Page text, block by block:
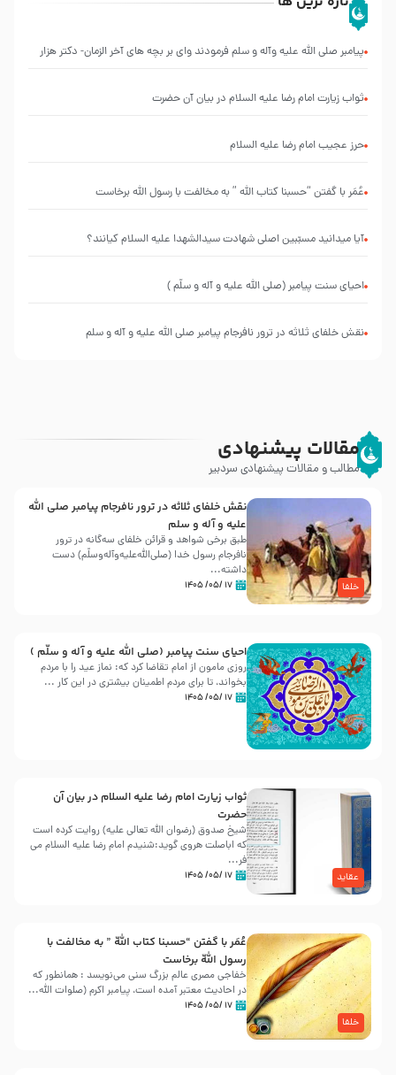
پیامبر صلی الله علیه وآله و سلم فرمودند وای بر بچه های آخر الزمان- دکتر هزار
ثواب زیارت امام رضا علیه السلام در بیان آن حضرت
حرز عجیب امام رضا علیه السلام
عُمَر با گفتن “حسبنا كتاب اللّه ” به مخالفت با رسول اللّه برخاست
آیا میدانید مسبّبین اصلی شهادت سیدالشهدا علیه ‌السلام کیانند؟
احیای سنت پیامبر (صلی الله علیه و آله و سلّم )
نقش خلفای ثلاثه در ترور نافرجام پیامبر صلی الله علیه و آله و سلم
مقالات پیشنهادی
مطالب و مقالات پیشنهادی سردبیر
خلفا
نقش خلفای ثلاثه در ترور نافرجام پیامبر صلی الله
علیه و آله و سلم
طبق برخی شواهد و قرائن خلفای سه‌گانه در ترور
نافرجام رسول خدا (صلی‌الله‌علیه‌و‌آله‌وسلّم) دست
داشته‌...
۱۷ /۰۵/ ۱۴۰۵
احیای سنت پیامبر (صلی الله علیه و آله و سلّم )
روزی مامون از امام تقاضا کرد که: نماز عید را با مردم
بخواند، تا برای مردم اطمینان بیشتری در این کار ...
۱۷ /۰۵/ ۱۴۰۵
عقاید
ثواب زیارت امام رضا علیه السلام در بیان آن
حضرت
شیخ صدوق (رضوان الله تعالی علیه) روایت کرده است
که اباصلت هروی گوید:شنیدم امام رضا علیه السلام می
فر...
۱۷ /۰۵/ ۱۴۰۵
خلفا
عُمَر با گفتن “حسبنا كتاب اللّه ” به مخالفت با
رسول اللّه برخاست
خفاجی مصری عالم بزرگ سنی می‌نویسد : همانطور که
در احادیث معتبر آمده است، پیامبر اکرم (صلوات اللّه...
۱۷ /۰۵/ ۱۴۰۵